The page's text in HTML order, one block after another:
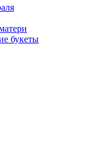
букеты